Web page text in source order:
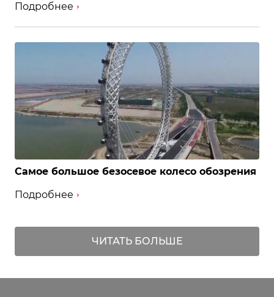
Подробнее
Самое большое безосевое колесо обозрения
Подробнее
ЧИТАТЬ БОЛЬШЕ